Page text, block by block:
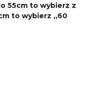
55cm to wybierz z
to wybierz ,,60